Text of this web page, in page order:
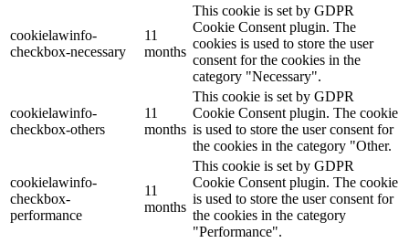
cookielawinfo-
checkbox-necessary
11
months
This cookie is set by GDPR
Cookie Consent plugin. The
cookies is used to store the user
consent for the cookies in the
category "Necessary".
cookielawinfo-
checkbox-others
11
months
This cookie is set by GDPR
Cookie Consent plugin. The cookie
is used to store the user consent for
the cookies in the category "Other.
cookielawinfo-
checkbox-
performance
11
months
This cookie is set by GDPR
Cookie Consent plugin. The cookie
is used to store the user consent for
the cookies in the category
"Performance".